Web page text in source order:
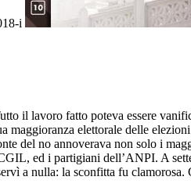
i
il lavoro fatto poteva essere
elettorale delle
del no annoverava non solo i
ed i partigiani dell’ANPI. A
a nulla: la sconfitta fu